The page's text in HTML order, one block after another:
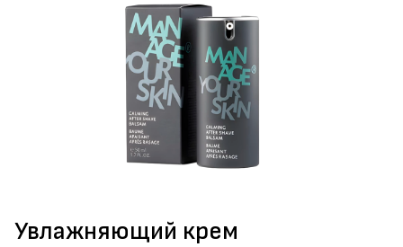
Увлажняющий крем